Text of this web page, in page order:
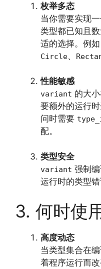
枚举多态
当你需要实现
类型都已知且数
适的选择。例
Circle、
性能敏感
variant 的大
要额外的运行
问时需要
配。
类型安全
variant 强制
运行时的类型错
3. 何时使
高度动态
当类型集合在
着程序运行而改